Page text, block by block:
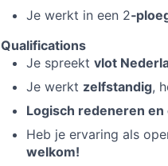
Je werkt in een 2
Qualifications
Je spreekt vlot
Je werkt zelfstandig,
Logisch redeneren
Heb je ervaring als
welkom!